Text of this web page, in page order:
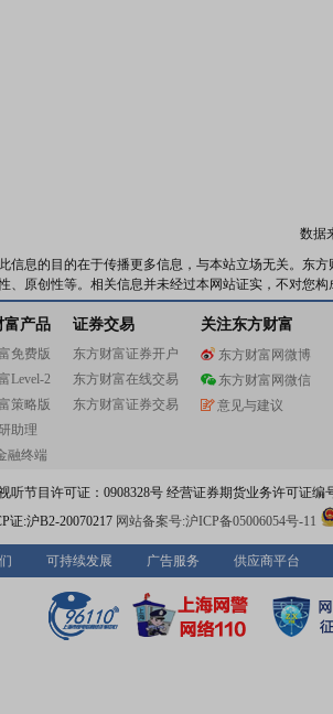
数据
信息的目的在于传播更多信息，与本站立场无关。东
、原创性等。相关信息并未经过本网站证实，不对您
富产品
免费版
Level-2
策略版
助理
融终端
证券交易
东方财富证券开户
东方财富在线交易
东方财富证券交易
关注东方财富
东方财富网微博
东方财富网微信
意见与建议
听节目许可证：0908328号 经营证券期货业务许可证编
证:沪B2-20070217 网站备案号:沪ICP备05006054号-11
可持续发展 广告服务 供应商平台